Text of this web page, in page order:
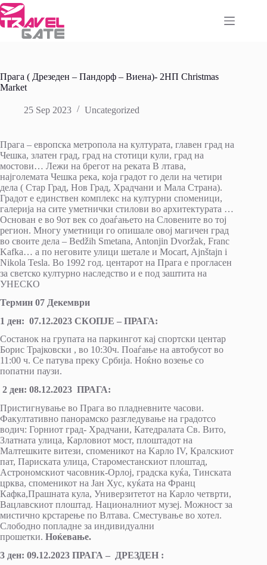
Skip
to
content
Прага ( Дрезеден – Пандорф – Виена)- 2НП Christmas
Market
25 Sep 2023 Uncategorized
Прага – европска метропола на културата, главен град на
Чешка, златен град, град на стотици кули, град на
мостови… Лежи на брегот на реката В лтава,
најголемата Чешка река, која градот го дели на четири
дела ( Стар Град, Нов Град, Храдчани и Мала Страна).
Градот е единствен комплекс на културни споменици,
галерија на сите уметнички стилови во архитектурата …
Основан е во 9от век со доаѓањето на Словените во тој
регион. Многу уметници го опишале овој магичен град
во своите дела – Bedžih Smetana, Antonjin Dvoržak, Franc
Kafka… а по неговите улици шетале и Mocart, Ajnštajn i
Nikola Tesla. Во 1992 год. центарот на Прага е прогласен
за светско културно наследство и е под заштита на
УНЕСКО
Термин 07 Декември
1 ден: 07.12.2023 СКОПЈЕ – ПРАГА:
Состанок на групата на паркингот кај спортски центар
Борис Трајковски , во 10:30ч. Поаѓање на автобусот во
11:00 ч. Се патува преку Србија. Ноќно возење со
попатни паузи.
2 ден: 08.12.2023 ПРАГА:
Пристигнување во Прага во пладневните часови.
Факултативно панорамско разгледување на градотсо
водич: Горниот град- Храдчани, Катедралата Св. Вито,
Златната улица, Карловиот мост, плоштадот на
Малтешките витези, споменикот на Kaрло IV, Кралскиот
пат, Париската улица, Староместанскиот плоштад,
Астрономскиот часовник-Орлој, градска куќа, Тинската
црква, споменикот на Јан Хус, куќата на Франц
Кафка,Прашната кула, Универзитетот на Кaрло четврти,
Вацлавскиот плоштад. Националниот музеј. Можност за
мистично крстарење по Влтава. Сместување во хотел.
Слободно попладне за индивидуални
прошетки. Ноќевање.
3 ден: 09.12.2023 ПРАГА – ДРЕЗДЕН :